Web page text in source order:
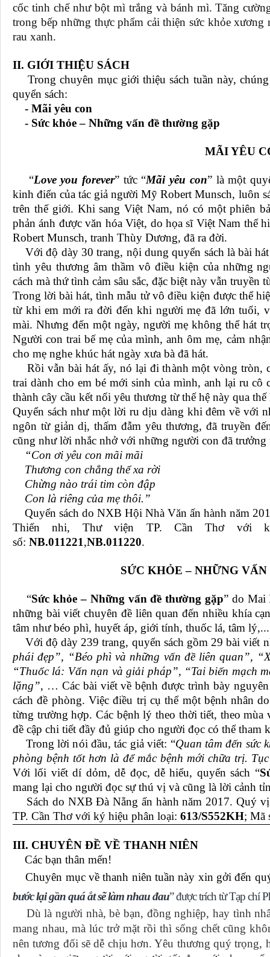
cốc tinh chế như bột mì trắng và bánh mì. Tăng
trong bếp những thực phẩm cải thiện sức khỏe
rau xanh.
II. GIỚI THIỆU SÁCH
Trong chuyên mục giới thiệu sách tuần này,
quyển sách:
- Mãi yêu con
- Sức khỏe – Những vấn đề thường gặp
MÃI YÊU
“Love you forever” tức “Mãi yêu con” là một
kinh điển của tác giả người Mỹ Robert Munsch, luôn
trên thế giới. Khi sang Việt Nam, nó có một phiên
phản ánh được văn hóa Việt, do họa sĩ Việt Nam thể
Robert Munsch, tranh Thùy Dương, đã ra đời.
Với độ dày 30 trang, nội dung quyển sách là bài
tình yêu thương âm thầm vô điều kiện của những
cách mà thứ tình cảm sâu sắc, đặc biệt này vẫn truyền
Trong lời bài hát, tình mẫu tử vô điều kiện được thể
từ khi em mới ra đời đến khi người mẹ đã lớn tuổi,
mài. Nhưng đến một ngày, người mẹ không thể hát
Người con trai bế mẹ của mình, anh ôm mẹ, cảm
cho mẹ nghe khúc hát ngày xưa bà đã hát.
Rồi vẫn bài hát ấy, nó lại đi thành một vòng tròn,
trai dành cho em bé mới sinh của mình, anh lại ru
thành cây cầu kết nối yêu thương từ thế hệ này qua thế
Quyển sách như một lời ru dịu dàng khi đêm về với
ngôn từ giản dị, thấm đẫm yêu thương, đã truyền
cũng như lời nhắc nhở với những người con đã trưởng
“Con ơi yêu con mãi mãi
Thương con chẳng thể xa rời
Chừng nào trái tim còn đập
Con là riêng của mẹ thôi.”
Quyển sách do NXB Hội Nhà Văn ấn hành năm
Thiến nhi, Thư viện TP. Cần Thơ với
số: NB.011221,NB.011220.
SỨC KHỎE – NHỮNG
“Sức khỏe – Những vấn đề thường gặp” do Mai
những bài viết chuyên đề liên quan đến nhiều khía
tâm như béo phì, huyết áp, giới tính, thuốc lá, tâm lý,...
Với độ dày 239 trang, quyển sách gồm 29 bài viết
phái đẹp”, “Béo phì và những vấn đề liên quan”,
“Thuốc lá: Vấn nạn và giải pháp”, “Tai biến mạch
lặng”, … Các bài viết về bệnh được trình bày
cách đề phòng. Việc điều trị cụ thể một bệnh nhân
từng trường hợp. Các bệnh lý theo thời tiết, theo mùa
đề cập chi tiết đầy đủ giúp cho người đọc có thể tham
Trong lời nói đầu, tác giả viết: “Quan tâm đến sức
phòng bệnh tốt hơn là để mắc bệnh mới chữa trị.
Với lối viết dí dỏm, dễ đọc, dễ hiểu, quyển sách “
mang lại cho người đọc sự thú vị và cũng là lời cảnh
Sách do NXB Đà Nẵng ấn hành năm 2017. Quý vị
TP. Cần Thơ với ký hiệu phân loại: 613/S552KH; Mã
III. CHUYÊN ĐỀ VỀ THANH NIÊN
Các bạn thân mến!
Chuyên mục về thanh niên tuần này xin gởi đến
bước lại gần quá ắt sẽ làm nhau đau” đượctrích từTạp chí
Dù là người nhà, bè bạn, đồng nghiệp, hay tình
mang nhau, mà lúc trở mặt rồi thì sống chết cũng
nên tương đối sẽ dễ chịu hơn. Yêu thương quý trọng,